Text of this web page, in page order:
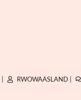
GEPLAATST
RWOWAASLAND